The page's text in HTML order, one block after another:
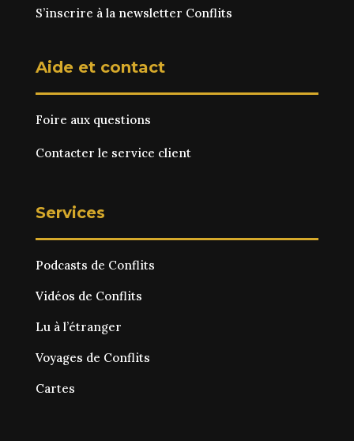
S’inscrire à la newsletter Conflits
Aide et contact
Foire aux questions
Contacter le service client
Services
Podcasts de Conflits
Vidéos de Conflits
Lu à l’étranger
Voyages de Conflits
Cartes